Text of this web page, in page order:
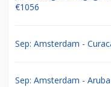
€1056
Sep: Amsterdam -
Sep: Amsterdam -